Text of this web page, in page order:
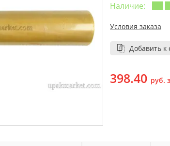
Наличие:
Условия заказа
Добавить
398.40 руб.